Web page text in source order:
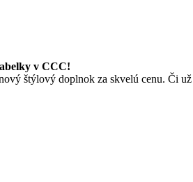
v CCC!
štýlový doplnok za skvelú cenu. Či